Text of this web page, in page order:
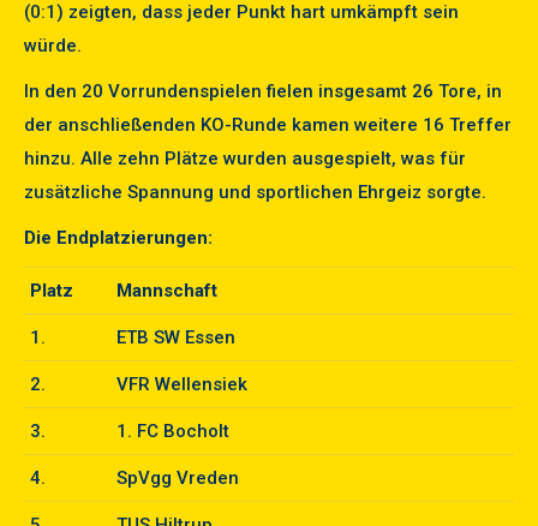
(0:1) zeigten, dass jeder Punkt hart umkämpft sein
würde.
In den 20 Vorrundenspielen fielen insgesamt 26 Tore, in
der anschließenden KO-Runde kamen weitere 16 Treffer
hinzu. Alle zehn Plätze wurden ausgespielt, was für
zusätzliche Spannung und sportlichen Ehrgeiz sorgte.
Die Endplatzierungen:
Platz Mannschaft
1. ETB SW Essen
2. VFR Wellensiek
3. 1. FC Bocholt
4. SpVgg Vreden